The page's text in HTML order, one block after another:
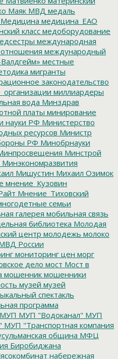
Маяк МВД медаль
Медицина медицина_ЕАО
класс медоборудование
международная
международный
местные
мигранты
законодательство
миллиардеры
вода Минздрав
платы минирование
науки РФ Министерство
ресурсов Министр
РФ Минобрнауки
Минстрой
Минэкономразвития
Мишустин Михаил Озимок
мнение_Кузовин
Мнение_Тиховский
семьи
галерея мобильная связь
библиотека Молодая
центр молодежь молоко
России
мониторинг цен морг
дело мост Мост в
мошенник мошенники
музей музей
спектакль
программа
МУП МУП "Водоканал" МУП
МУП "Транспортная компания
община МФЦ
Биробиджана
набережная